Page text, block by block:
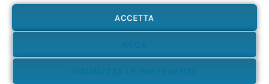
ACCETTA
NEGA
VISUALIZZA LE PREFERENZE
divulgativi associati alla BioPsicoQuantistica®, non sostituiscono in alcun modo
consulenze, diagnosi o trattamenti medici e psicologici. In presenza di patologie o disturbi
di qualunque natura – fisica, psicologica o emotiva – si raccomanda sempre di rivolgersi al
proprio medico o a un professionista sanitario qualificato. L’utente è pienamente
responsabile delle proprie scelte e dell’uso delle informazioni qui presenti, sollevando
l’autore e i collaboratori del progetto da qualsiasi responsabilità, diretta o indiretta,